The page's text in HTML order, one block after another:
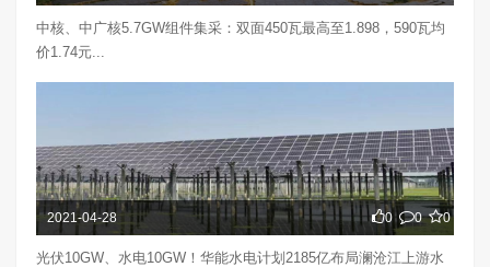
中核、中广核5.7GW组件集采：双面450瓦最高至1.898，590瓦均
价1.74元...
2021-04-28 0 0 0
光伏10GW、水电10GW！华能水电计划2185亿布局澜沧江上游水